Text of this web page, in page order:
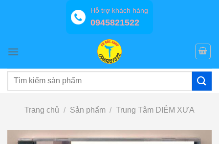
Hỗ trợ khách hàng
0945821522
Tìm
Trang chủ / Sản phẩm / Trung Tâm DIỄM XƯA